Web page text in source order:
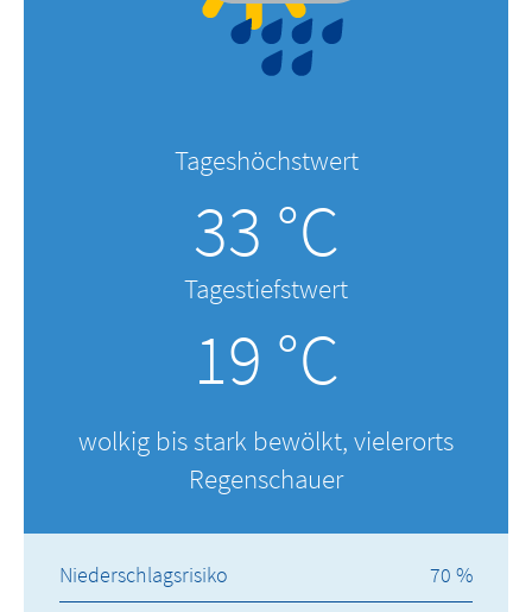
Tageshöchstwert
33 °C
Tagestiefstwert
19 °C
wolkig bis stark bewölkt, vielerorts
Regenschauer
Niederschlagsrisiko
70 %